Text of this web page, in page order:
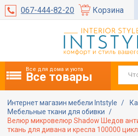
067-444-82-20 Корзина
Все для дома и уюта
Все товары
Интернет магазин мебели Intstyle
Мебельные ткани для обивки
Велюр микровелюр Shadow Шедов
ткань для дивана и кресла 100000